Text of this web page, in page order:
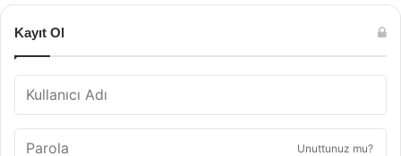
Kayıt Ol
Unuttunuz mu?